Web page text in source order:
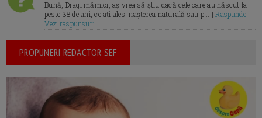
Bună, Dragi mămici, aș vrea să știu dacă cele care au născut la
peste 38 de ani, ce ați ales: nașterea naturală sau p... |Raspunde |
Vezi raspunsuri
PROPUNERI REDACTOR SEF